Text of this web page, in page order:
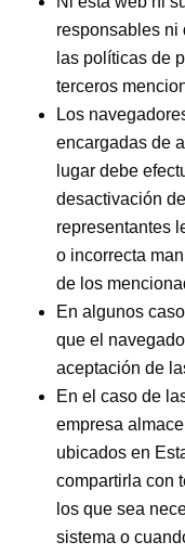
responsables ni
las políticas de
terceros
Los
encargadas de
lugar debe
desactivación
representantes
o incorrecta
de los
En algunos
que el
aceptación de
En el caso de
empresa
ubicados en
compartirla con
los que sea
sistema o